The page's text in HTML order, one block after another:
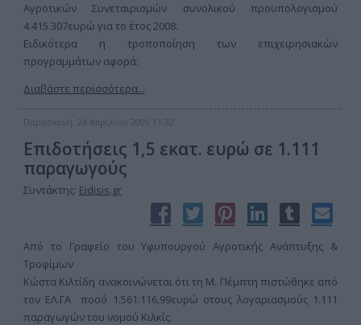
Αγροτικών Συνεταιρισμών συνολικού προϋπολογισμού
4.415.307ευρώ για το έτος 2008.
Ειδικότερα η τροποποίηση των επιχειρησιακών
προγραμμάτων αφορά:
Διαβάστε περισσότερα...
Παρασκευή, 24 Απριλίου 2009 11:32
Επιδοτήσεις 1,5 εκατ. ευρώ σε 1.111
παραγωγούς
Συντάκτης: Eidisis.gr
Από το Γραφείο του Υφυπουργού Αγροτικής Ανάπτυξης &
Τροφίμων
Κώστα Κιλτίδη ανακοινώνεται ότι τη Μ. Πέμπτη πιστώθηκε από
τον ΕΛ.ΓΑ ποσό 1.561.116,99ευρώ στους λογαριασμούς 1.111
παραγωγών του νομού Κιλκίς.